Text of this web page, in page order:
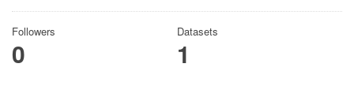
Followers
0
Datasets
1